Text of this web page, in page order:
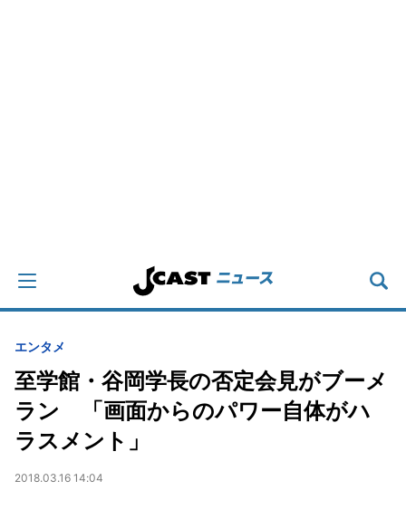
エンタメ
至学館・谷岡学長の否定会見がブーメ
ラン 「画面からのパワー自体がハ
ラスメント」
2018.03.16 14:04